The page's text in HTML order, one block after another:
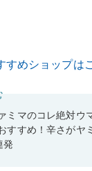
すめショップは
ァミマのコレ絶対ウ
すすめ！辛さがヤ
発